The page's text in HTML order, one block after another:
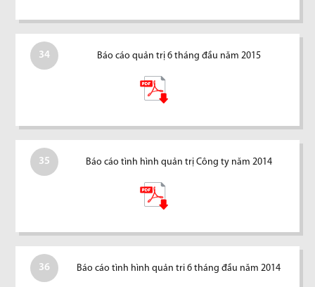
34 Báo cáo quản trị 6 tháng đầu năm 2015
35 Báo cáo tình hình quản trị Công ty năm 2014
36 Báo cáo tình hình quản tri 6 tháng đầu năm 2014